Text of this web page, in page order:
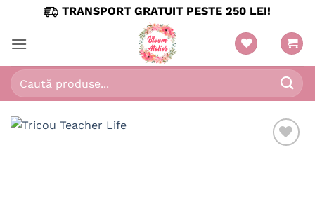
content
TRANSPORT GRATUIT PESTE 250 LEI!
Caută
după: